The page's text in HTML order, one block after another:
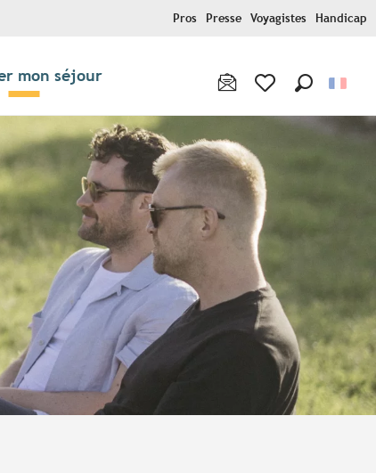
Pros Presse Voyagistes Handicap
mon séjour